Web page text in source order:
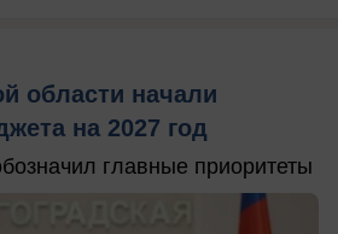
области начали
на 2027 год
главные приоритеты